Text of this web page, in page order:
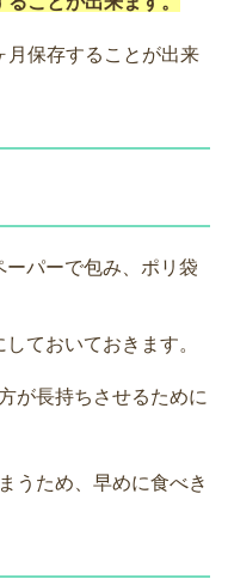
月保存することが出来
パーで包み、ポリ袋
ておいておきます。
が長持ちさせるために
うため、早めに食べき